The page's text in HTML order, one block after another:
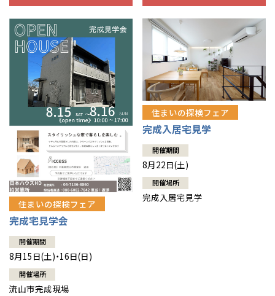
住まいの探検フェア
完成宅見学会
開催期間
8月15日(土)・16日(日)
開催場所
流山市完成現場
住まいの探検フェア
完成入居宅見学
開催期間
8月22日(土)
開催場所
完成入居宅見学